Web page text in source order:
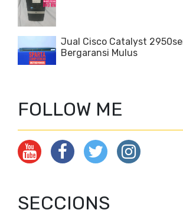
Jual Cisco Catalyst
Bergaransi Mulus
FOLLOW ME
SECCIONS